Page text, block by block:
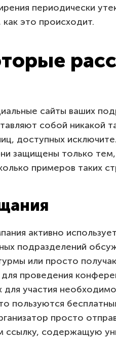
периодически
это происходит.
сайты ваших
собой никакой
доступных
защищены только
примеров таких
активно
подразделений
или просто
проведения
участия
пользуются
просто
ссылку, содержащую